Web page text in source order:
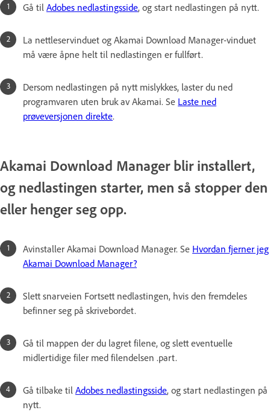
Gå til Adobes nedlastingsside, og start nedlastingen på nytt.
La nettleservinduet og Akamai Download Manager-vinduet
må være åpne helt til nedlastingen er fullført.
Dersom nedlastingen på nytt mislykkes, laster du ned
programvaren uten bruk av Akamai. Se Laste ned
prøveversjonen direkte.
Akamai Download Manager blir installert,
og nedlastingen starter, men så stopper den
eller henger seg opp.
Avinstaller Akamai Download Manager. Se Hvordan fjerner jeg
Akamai Download Manager?
Slett snarveien Fortsett nedlastingen, hvis den fremdeles
befinner seg på skrivebordet.
Gå til mappen der du lagret filene, og slett eventuelle
midlertidige filer med filendelsen .part.
Gå tilbake til Adobes nedlastingsside, og start nedlastingen på
nytt.